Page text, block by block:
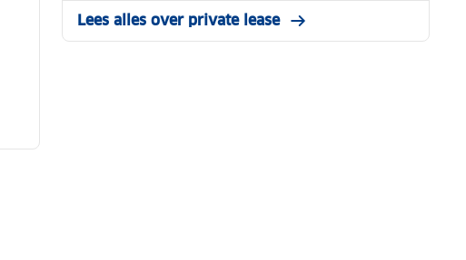
Lees alles over private lease